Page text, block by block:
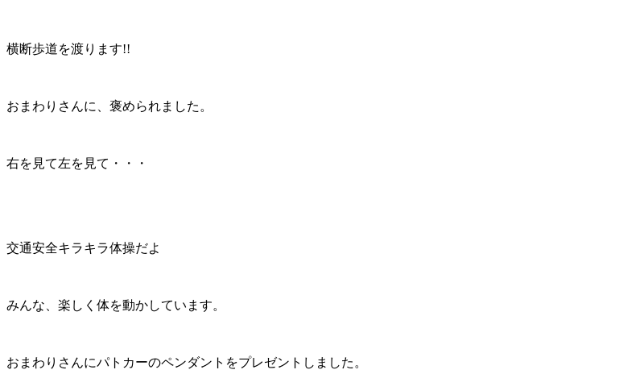
横断歩道を渡ります!!
おまわりさんに、褒められました。
右を見て左を見て・・・
交通安全キラキラ体操だよ
みんな、楽しく体を動かしています。
おまわりさんにパトカーのペンダントをプレゼントしました。